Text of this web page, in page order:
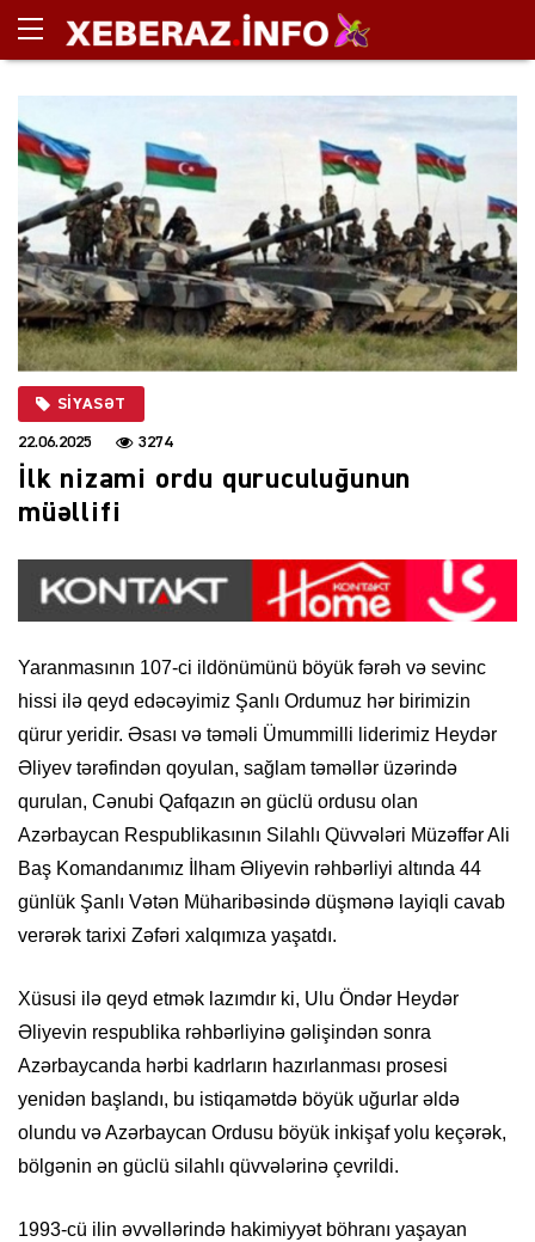
SIYASƏT
22.06.2025 3274
İlk nizami ordu quruculuğunun
müəllifi
Yaranmasının 107-ci ildönümünü böyük fərəh və sevinc
hissi ilə qeyd edəcəyimiz Şanlı Ordumuz hər birimizin
qürur yeridir. Əsası və təməli Ümummilli liderimiz Heydər
Əliyev tərəfindən qoyulan, sağlam təməllər üzərində
qurulan, Cənubi Qafqazın ən güclü ordusu olan
Azərbaycan Respublikasının Silahlı Qüvvələri Müzəffər Ali
Baş Komandanımız İlham Əliyevin rəhbərliyi altında 44
günlük Şanlı Vətən Müharibəsində düşmənə layiqli cavab
verərək tarixi Zəfəri xalqımıza yaşatdı.
Xüsusi ilə qeyd etmək lazımdır ki, Ulu Öndər Heydər
Əliyevin respublika rəhbərliyinə gəlişindən sonra
Azərbaycanda hərbi kadrların hazırlanması prosesi
yenidən başlandı, bu istiqamətdə böyük uğurlar əldə
olundu və Azərbaycan Ordusu böyük inkişaf yolu keçərək,
bölgənin ən güclü silahlı qüvvələrinə çevrildi.
1993-cü ilin əvvəllərində hakimiyyət böhranı yaşayan